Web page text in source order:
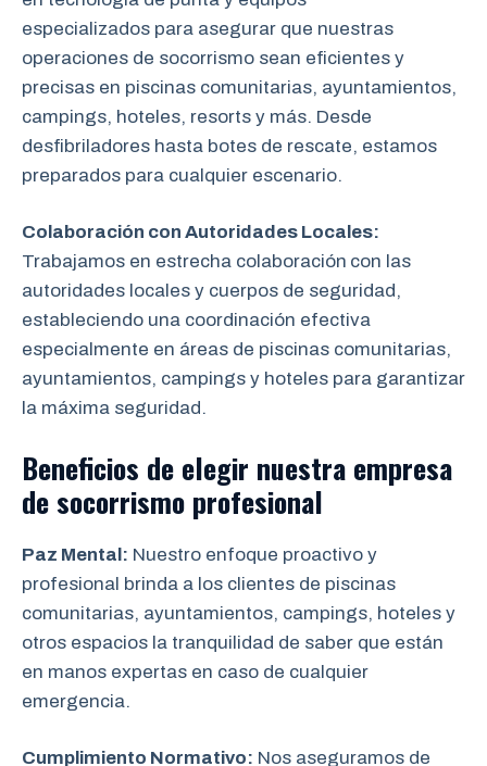
especializados para asegurar que nuestras
operaciones de socorrismo sean eficientes y
precisas en piscinas comunitarias, ayuntamientos,
campings, hoteles, resorts y más. Desde
desfibriladores hasta botes de rescate, estamos
preparados para cualquier escenario.
Colaboración con Autoridades Locales:
Trabajamos en estrecha colaboración con las
autoridades locales y cuerpos de seguridad,
estableciendo una coordinación efectiva
especialmente en áreas de piscinas comunitarias,
ayuntamientos, campings y hoteles para garantizar
la máxima seguridad.
Beneficios de elegir nuestra empresa
de socorrismo profesional
Paz Mental: Nuestro enfoque proactivo y
profesional brinda a los clientes de piscinas
comunitarias, ayuntamientos, campings, hoteles y
otros espacios la tranquilidad de saber que están
en manos expertas en caso de cualquier
emergencia.
Cumplimiento Normativo: Nos aseguramos de